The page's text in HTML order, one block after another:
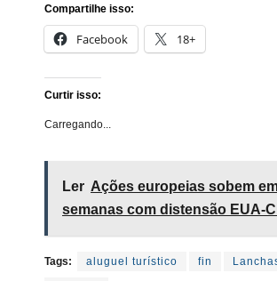
Compartilhe isso:
Facebook 18+
Curtir isso:
Carregando...
Ler Ações europeias sobem
semanas com distensão EUA-
Tags: aluguel turístico fin